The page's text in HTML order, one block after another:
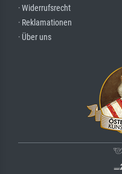
· Widerrufsrecht
· Reklamationen
· Über uns